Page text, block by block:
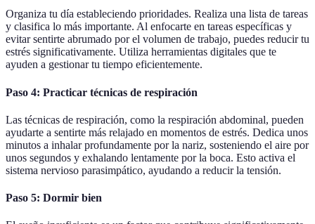
Organiza tu día estableciendo prioridades. Realiza una lista de tareas
y clasifica lo más importante. Al enfocarte en tareas específicas y
evitar sentirte abrumado por el volumen de trabajo, puedes reducir tu
estrés significativamente. Utiliza herramientas digitales que te
ayuden a gestionar tu tiempo eficientemente.
Paso 4: Practicar técnicas de respiración
Las técnicas de respiración, como la respiración abdominal, pueden
ayudarte a sentirte más relajado en momentos de estrés. Dedica unos
minutos a inhalar profundamente por la nariz, sosteniendo el aire por
unos segundos y exhalando lentamente por la boca. Esto activa el
sistema nervioso parasimpático, ayudando a reducir la tensión.
Paso 5: Dormir bien